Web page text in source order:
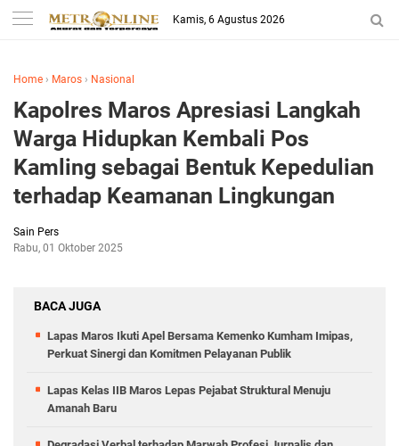
Kamis, 6 Agustus 2026
Home › Maros › Nasional
Kapolres Maros Apresiasi Langkah
Warga Hidupkan Kembali Pos
Kamling sebagai Bentuk Kepedulian
terhadap Keamanan Lingkungan
Sain Pers
Rabu, 01 Oktober 2025
BACA JUGA
Lapas Maros Ikuti Apel Bersama Kemenko Kumham Imipas,
Perkuat Sinergi dan Komitmen Pelayanan Publik
Lapas Kelas IIB Maros Lepas Pejabat Struktural Menuju
Amanah Baru